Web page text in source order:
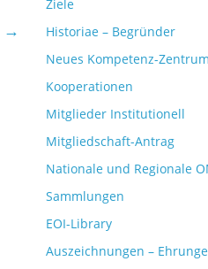
→
Ziele
Historiae – Begründer
Neues Kompetenz-Zentrum
Kooperationen
Mitglieder Institutionell
Mitgliedschaft-Antrag
Nationale und Regionale
Sammlungen
EOI-Library
Auszeichnungen –